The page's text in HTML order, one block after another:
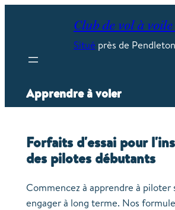
Club de vol à
Situé près de
Apprendre à voler
École de pilotage
Formation au sol
Ressources
Forfaits d'essai pour
des pilotes débutants
Commencez à apprendre à piloter
engager à long terme. Nos